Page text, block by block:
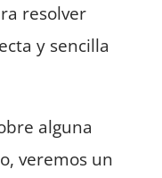
resolver
y sencilla
alguna
veremos un